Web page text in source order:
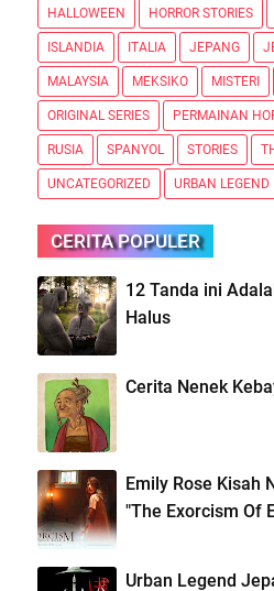
HALLOWEEN HORROR STORIES
ISLANDIA ITALIA JEPANG
MALAYSIA MEKSIKO MISTERI
ORIGINAL SERIES PERMAINAN
RUSIA SPANYOL STORIES
UNCATEGORIZED URBAN LEGEND
CERITA POPULER
12 Tanda ini
Halus
Cerita Nenek
Emily Rose Kisah
"The Exorcism Of
Urban Legend